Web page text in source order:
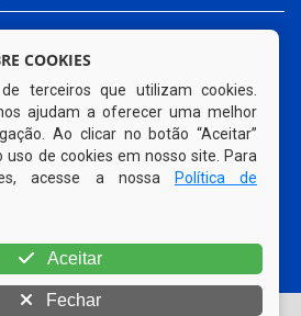
COOKIES
terceiros que utilizam cookies.
ajudam a oferecer uma melhor
Ao clicar no botão “Aceitar”
uso de cookies em nosso site. Para
acesse a nossa
Política de
Aceitar
Fechar